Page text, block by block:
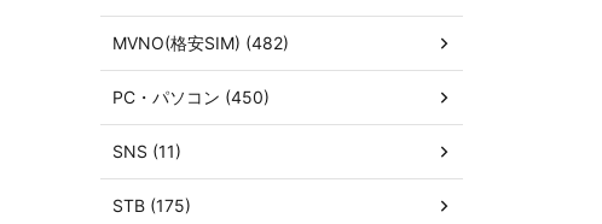
MVNO(格安SIM) (482)
PC・パソコン (450)
SNS (11)
STB (175)